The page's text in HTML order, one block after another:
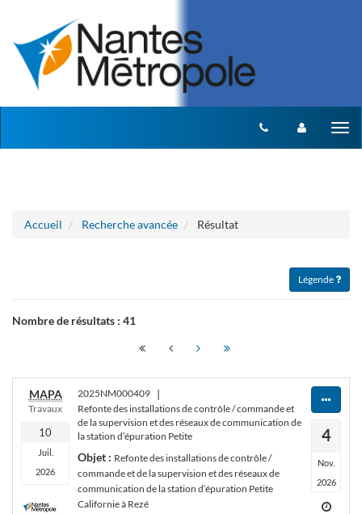
Accueil Recherche avancée Résultat
Légende
Nombre de résultats : 41
MAPA
Travaux
10
Juil.
2026
2025NM000409 |
Refonte des installations de contrôle / commande et
de la supervision et des réseaux de communication de
la station d’épuration Petite
Objet : Refonte des installations de contrôle /
commande et de la supervision et des réseaux de
communication de la station d’épuration Petite
Californie à Rezé
4
Nov.
2026